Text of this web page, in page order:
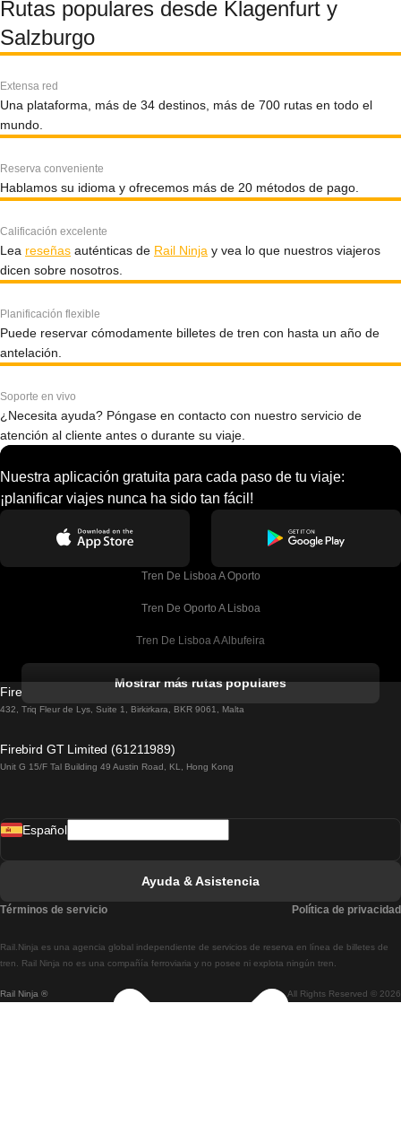
Rutas populares desde Klagenfurt y
Salzburgo
Extensa red
Una plataforma, más de 34 destinos, más de 700 rutas en todo el
mundo.
Reserva conveniente
Hablamos su idioma y ofrecemos más de 20 métodos de pago.
Calificación excelente
Lea reseñas auténticas de Rail Ninja y vea lo que nuestros viajeros
dicen sobre nosotros.
Planificación flexible
Puede reservar cómodamente billetes de tren con hasta un año de
antelación.
Soporte en vivo
¿Necesita ayuda? Póngase en contacto con nuestro servicio de
atención al cliente antes o durante su viaje.
Nuestra aplicación gratuita para cada paso de tu viaje:
¡planificar viajes nunca ha sido tan fácil!
Tren De Lisboa A Oporto
Tren De Oporto A Lisboa
Tren De Lisboa A Albufeira
Tren De Lisboa A Lagos
Tren De Lisboa A Madrid
Tren De Lisboa A Braga
Tren De Braga A Lisboa
Mostrar más rutas populares
Firebird GT Limited (OC 1451)
432, Triq Fleur de Lys, Suite 1, Birkirkara, BKR 9061, Malta
Firebird GT Limited (61211989)
Unit G 15/F Tal Building 49 Austin Road, KL, Hong Kong
Rail Ninja ® All Rights Reserved © 2026
Rail.Ninja es una agencia global independiente de servicios de reserva en línea de billetes de
tren. Rail Ninja no es una compañía ferroviaria y no posee ni explota ningún tren.
Español
Ayuda & Asistencia
Términos de servicio Política de privacidad